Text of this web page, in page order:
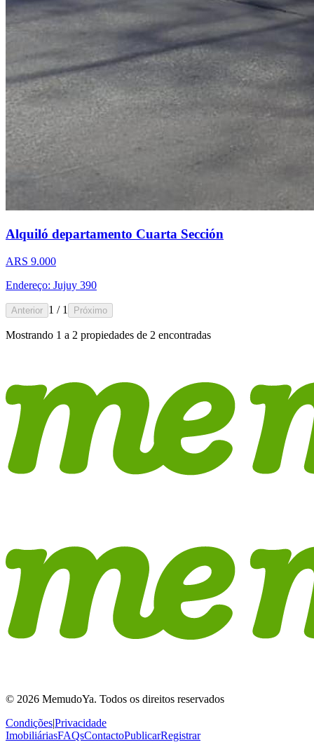
Alquiló departamento Cuarta Sección
ARS 9.000
Endereço: Jujuy 390
Anterior 1 / 1 Próximo
Mostrando 1 a 2 propiedades de 2 encontradas
© 2026 MemudoYa. Todos os direitos reservados
Condições|Privacidade
ImobiliáriasFAQsContactoPublicarRegistrar